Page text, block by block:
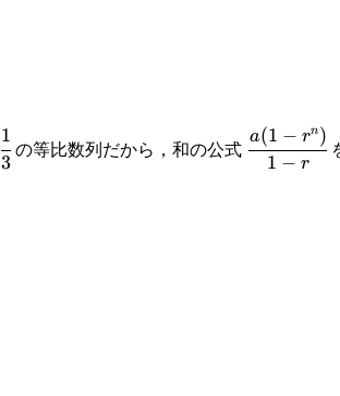
\cfrac{1}
{3}
3
1
の等比数列だから，和の公式
r^n)}{1-r}
1 − r
a(1 − rn)